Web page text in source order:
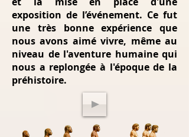
exposition de l’événement. Ce fut
une très bonne expérience que
nous avons aimé vivre, même au
niveau de l'aventure humaine qui
nous a replongée à l'époque de la
préhistoire.